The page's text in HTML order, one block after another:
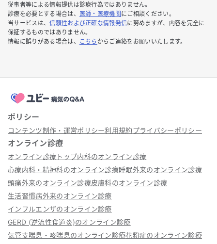
従事者等による情報提供は診療行為ではありません。
診療を必要とする場合は、
医師・医療機関 にご相談ください。
当サービスは、信頼性および正確な情報発信に努めますが、内容を完全に
保証するものではありません。
情報に誤りがある場合は、
こちら からご連絡をお願いいたします。
ポリシー
コンテンツ制作・運営ポリシー利用規約プライバシーポリシー
オンライン診療
オンライン診療トップ内科のオンライン診療
心療内科・精神科のオンライン診療睡眠外来のオンライン診療
頭痛外来のオンライン診療皮膚科のオンライン診療
生活習慣病外来のオンライン診療
インフルエンザのオンライン診療
GERD (逆流性食道炎)のオンライン診療
気管支喘息・咳喘息のオンライン診療花粉症のオンライン診療